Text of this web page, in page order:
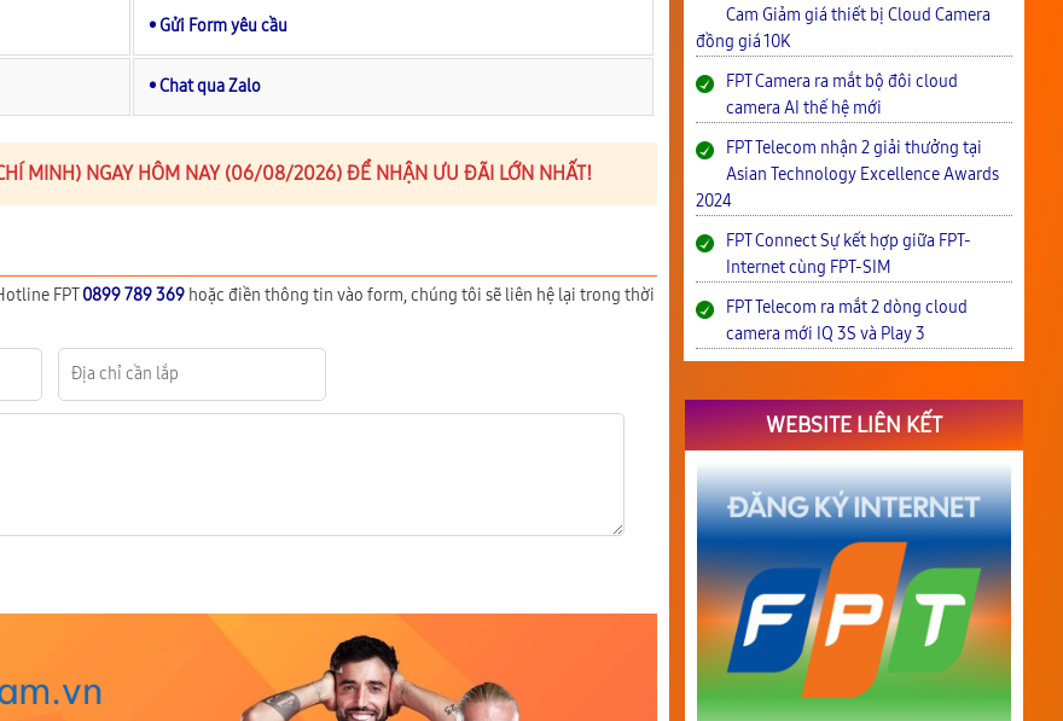
• Gửi Form yêu cầu
• Chat qua Zalo
MINH) NGAY HÔM NAY (06/08/2026) ĐỂ NHẬN ƯU ĐÃI LỚN NHẤT!
FPT0899 789 369 hoặc điền thông tin vào form, chúng tôi sẽ liên hệ lại trong thời
Cam Giảm giá thiết bị Cloud Camera
đồng giá 10K
FPT Camera ra mắt bộ đôi cloud
camera AI thế hệ mới
FPT Telecom nhận 2 giải thưởng tại
Asian Technology Excellence Awards
2024
FPT Connect Sự kết hợp giữa FPT-
Internet cùng FPT-SIM
FPT Telecom ra mắt 2 dòng cloud
camera mới IQ 3S và Play 3
WEBSITE LIÊN KẾT